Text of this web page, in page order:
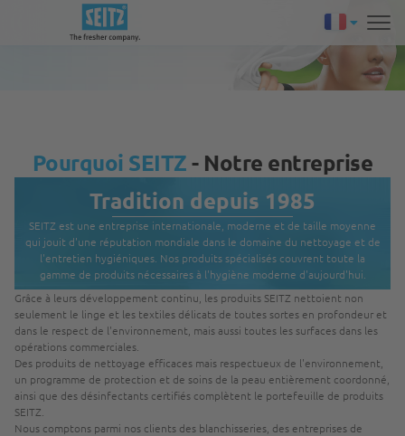
Pourquoi SEITZ- Notre entreprise
Tradition depuis 1985
SEITZ est une entreprise internationale, moderne et de taille moyenne
qui jouit d'une réputation mondiale dans le domaine du nettoyage et de
l'entretien hygiéniques. Nos produits spécialisés couvrent toute la
gamme de produits nécessaires à l'hygiène moderne d'aujourd'hui.
Grâce à leurs développement continu, les produits SEITZ nettoient non
seulement le linge et les textiles délicats de toutes sortes en profondeur et
dans le respect de l'environnement, mais aussi toutes les surfaces dans les
opérations commerciales.
Des produits de nettoyage efficaces mais respectueux de l'environnement,
un programme de protection et de soins de la peau entièrement coordonné,
ainsi que des désinfectants certifiés complètent le portefeuille de produits
SEITZ.
Nous comptons parmi nos clients des blanchisseries, des entreprises de